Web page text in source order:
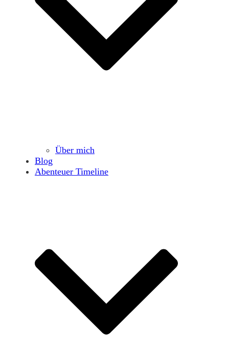
Über mich
Blog
Abenteuer Timeline